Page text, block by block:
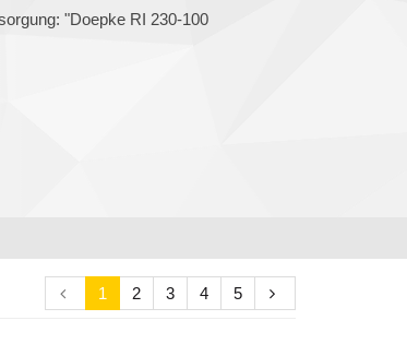
"Doepke RI 230-100
1 2 3 4 5